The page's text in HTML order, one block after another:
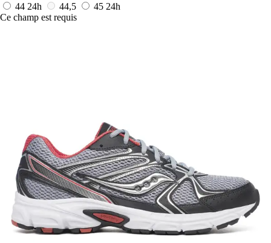
44 24h 44,5 45 24h
Ce champ est requis